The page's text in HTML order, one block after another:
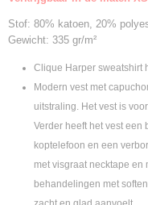
Stof: 80% katoen, 20%
Gewicht: 335 gr/m²
Clique Harper sweatshirt
Modern vest met
uitstraling. Het vest is
Verder heeft het vest
koptelefoon en een
met visgraat necktape en
behandelingen met